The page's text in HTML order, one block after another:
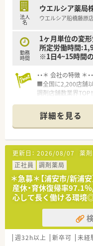
法人
名
ウエルシア薬局
ウエルシア船橋藤原
勤務
時間
1ヶ月単位の変
所定労働時間
※1日4~15時間の
・・＊ 会社の特徴 ＊・・
■全国に2,200店舗以
調剤店舗数業界TOP！
頑張り次第で高給与
■経験や勤務コース
半スタートと業界
■職種や職域に合わ
修を用意されていま
■薬剤師が中心の会
種多様に用意されて
■店舗拡大に伴い、
トのポジションも増
■在宅や教育等の専
とも可能です。
■その他にも、管理
域は多種多様です。
■在宅実施店舗は年
わる事ができます。
詳細を見る
更新日： 2026/08/07 薬剤
正社員
調剤薬局
＊急募＊【浦安市/新
産休・育休復帰率97.1
心して長く働ける環境
週32h以上 新卒可 未経